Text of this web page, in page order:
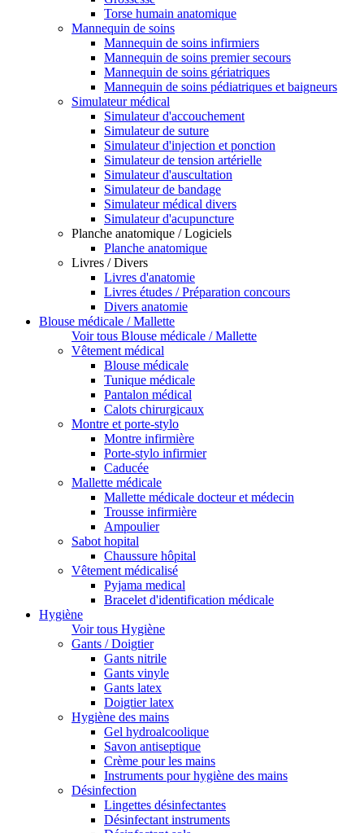
Torse humain anatomique
Mannequin de soins
Mannequin de soins infirmiers
Mannequin de soins premier secours
Mannequin de soins gériatriques
Mannequin de soins pédiatriques et baigneurs
Simulateur médical
Simulateur d'accouchement
Simulateur de suture
Simulateur d'injection et ponction
Simulateur de tension artérielle
Simulateur d'auscultation
Simulateur de bandage
Simulateur médical divers
Simulateur d'acupuncture
Planche anatomique / Logiciels
Planche anatomique
Livres / Divers
Livres d'anatomie
Livres études / Préparation concours
Divers anatomie
Blouse médicale / Mallette
Voir tous Blouse médicale / Mallette
Vêtement médical
Blouse médicale
Tunique médicale
Pantalon médical
Calots chirurgicaux
Montre et porte-stylo
Montre infirmière
Porte-stylo infirmier
Caducée
Mallette médicale
Mallette médicale docteur et médecin
Trousse infirmière
Ampoulier
Sabot hopital
Chaussure hôpital
Vêtement médicalisé
Pyjama medical
Bracelet d'identification médicale
Hygiène
Voir tous Hygiène
Gants / Doigtier
Gants nitrile
Gants vinyle
Gants latex
Doigtier latex
Hygiène des mains
Gel hydroalcoolique
Savon antiseptique
Crème pour les mains
Instruments pour hygiène des mains
Désinfection
Lingettes désinfectantes
Désinfectant instruments